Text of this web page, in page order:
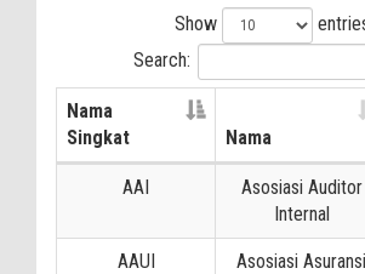
Show
Search:
Nama
Singkat
Nama
AAI
Asosiasi Auditor
Internal
AAUI
Asosiasi Asuransi